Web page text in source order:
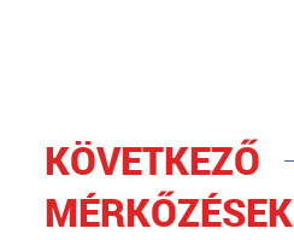
KÖVETKEZŐ
MÉRKŐZÉSEK